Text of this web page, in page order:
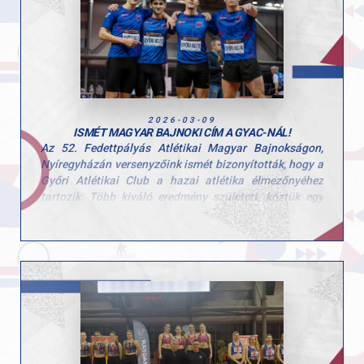
nemzetközi mezőnyben.
Gratulálunk Kristóf az idei szezonban elért
eredményeidhez, és sok sikert kívánunk a válogatott
szerepléshez!
2026-03-09
ISMÉT MAGYAR BAJNOKI CÍM A GYAC-NÁL!
Az 52. Fedettpályás Atlétikai Magyar Bajnokságon,
Nyíregyházán versenyzőink ismét bizonyították, hogy a
Győri Atlétikai Club a hazai atlétika élmezőnyéhez
tartozik. Több kiváló eredmény született, köztük egy
- Böndör Márton, férfi rúdugrás, aranyérem
Marci magabiztos teljesítménnyel, 5,42 méteres
ugrással szerezte meg pályafutása 6. magyar bajnoki
címét. A hazai bajnokság előtt hosszú nemzetközi
fedettpályás szezont teljesített, így különösen értékes
ez a győzelem.
- Zemen Zalán, férfi 60 m gát